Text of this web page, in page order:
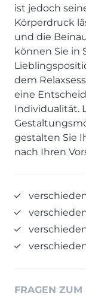
KLEINMÖBEL &
Einzelmöbel &
Dielenprogramme
Couchtische
Spiegel
ALLES
JUGENDZIMMER
Henders & Hazel
Henders & Hazel
XOOON
XOOON
Schreiner/
Kurzbewerbung
KONTAKT &
Kontakt
Auftragsstatus
Wunsch-
ist jedoch
Körperdruck
und die
können Sie in
dem
eine
Individualität.
gestalten Sie
nach Ihren
FRAGEN ZUM